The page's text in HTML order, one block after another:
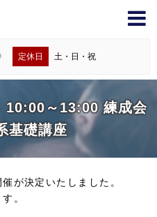
定休日 土・日・祝
10:00～13:00 練成会
基礎講座
が決定いたしました。
。